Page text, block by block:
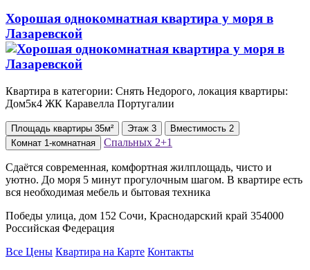
Хорошая однокомнатная квартира у моря в
Лазаревской
Квартира в категории: Снять Недорого, локация квартиры:
Дом5к4 ЖК Каравелла Португалии
Площадь квартиры 35м² Этаж 3 Вместимость 2
Комнат 1-комнатная Спальных 2+1
Сдаётся современная, комфортная жилплощадь, чисто и
уютно. До моря 5 минут прогулочным шагом. В квартире есть
вся необходимая мебель и бытовая техника
Победы улица, дом 152 Сочи, Краснодарский край 354000
Российская Федерация
Все Цены Квартира на Карте Контакты